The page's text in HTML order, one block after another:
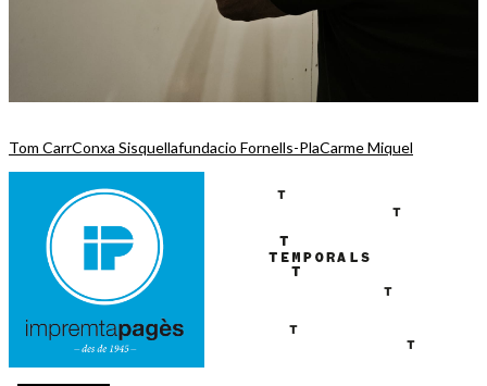
Tom CarrConxa Sisquellafundacio Fornells-PlaCarme Miquel